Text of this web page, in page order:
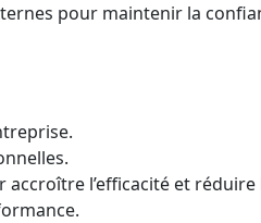
pour maintenir la
l’efficacité et réduire